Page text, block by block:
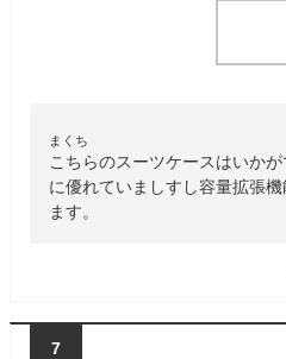
まくち
こちらのスーツケースはいか
に優れていましすし容量拡張
ます。
7